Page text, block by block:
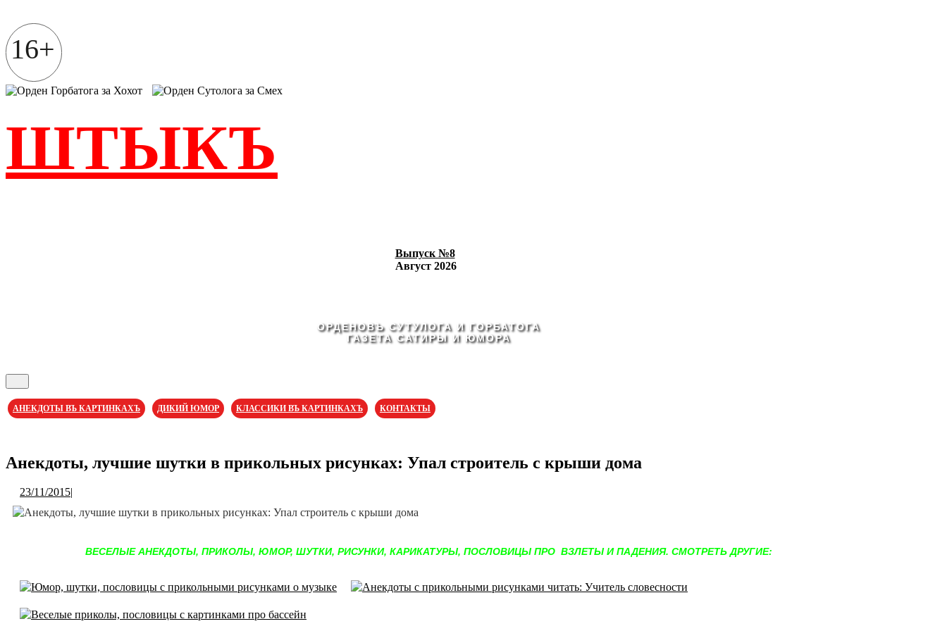
содержимому
16+
ШТЫКЪ
Выпуск №8
Август 2026
ОРДЕНОВЪ СУТУЛОГА И ГОРБАТОГА
ГАЗЕТА САТИРЫ И ЮМОРА
Открыть
АНЕКДОТЫ ВЪ КАРТИНКАХЪ ДИКИЙ ЮМОР КЛАССИКИ ВЪ КАРТИНКАХЪ КОНТАКТЫ
Анекдоты, лучшие шутки в прикольных рисунках: Упал строитель с крыши дома
23/11/201523/11/2015
|
ВЕСЕЛЫЕ АНЕКДОТЫ, ПРИКОЛЫ, ЮМОР, ШУТКИ, РИСУНКИ, КАРИКАТУРЫ, ПОСЛОВИЦЫ ПРО ВЗЛЕТЫ И ПАДЕНИЯ. СМОТРЕТЬ ДРУГИЕ: